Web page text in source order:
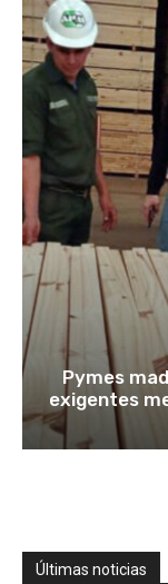
Pymes
exigentes
Últimas noticias